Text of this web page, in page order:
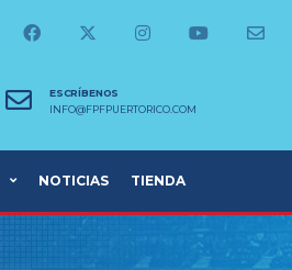
ESCRÍBENOS
INFO@FPFPUERTORICO.COM
NOTICIAS TIENDA